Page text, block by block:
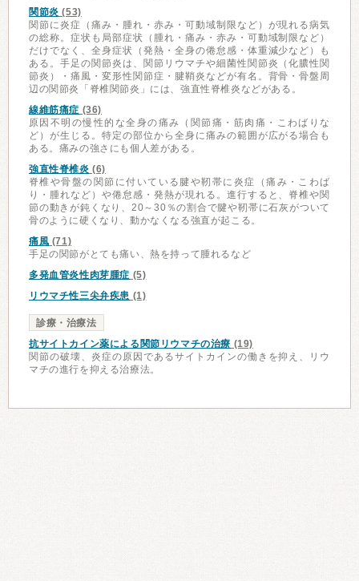
関節炎 (53)
関節に炎症（痛み・腫れ・赤み・可動域制限など）が現れる病気
の総称。症状も局部症状（腫れ・痛み・赤み・可動域制限など）
だけでなく、全身症状（発熱・全身の倦怠感・体重減少など）も
ある。手足の関節炎は、関節リウマチや細菌性関節炎（化膿性関
節炎）・痛風・変形性関節症・腱鞘炎などが有名。背骨・骨盤周
辺の関節炎「脊椎関節炎」には、強直性脊椎炎などがある。
線維筋痛症 (36)
原因不明の慢性的な全身の痛み（関節痛・筋肉痛・こわばりな
ど）が生じる。特定の部位から全身に痛みの範囲が広がる場合も
ある。痛みの強さにも個人差がある。
強直性脊椎炎 (6)
脊椎や骨盤の関節に付いている腱や靭帯に炎症（痛み・こわば
り・腫れなど）や倦怠感・発熱が現れる。進行すると、脊椎や関
節の動きが鈍くなり、20～30％の割合で腱や靭帯に石灰がついて
骨のように硬くなり、動かなくなる強直が起こる。
痛風 (71)
手足の関節がとても痛い、熱を持って腫れるなど
多発血管炎性肉芽腫症 (5)
リウマチ性三尖弁疾患 (1)
診療・治療法
抗サイトカイン薬による関節リウマチの治療 (19)
関節の破壊、炎症の原因であるサイトカインの働きを抑え、リウ
マチの進行を抑える治療法。